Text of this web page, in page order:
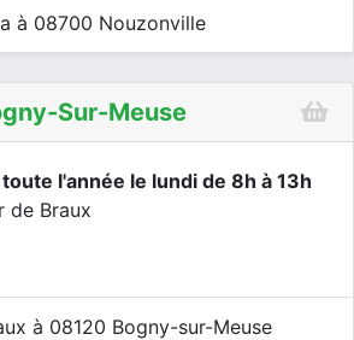
à 08700 Nouzonville
Sur-Meuse
l'année le lundi de 8h à 13h
de Braux
à 08120 Bogny-sur-Meuse